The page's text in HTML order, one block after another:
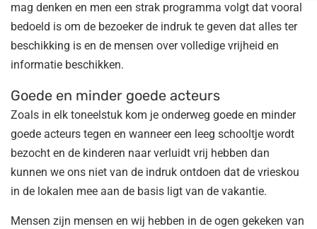
mag denken en men een strak programma volgt dat vooral
bedoeld is om de bezoeker de indruk te geven dat alles ter
beschikking is en de mensen over volledige vrijheid en
informatie beschikken.
Goede en minder goede acteurs
Zoals in elk toneelstuk kom je onderweg goede en minder
goede acteurs tegen en wanneer een leeg schooltje wordt
bezocht en de kinderen naar verluidt vrij hebben dan
kunnen we ons niet van de indruk ontdoen dat de vrieskou
in de lokalen mee aan de basis ligt van de vakantie.
Mensen zijn mensen en wij hebben in de ogen gekeken van